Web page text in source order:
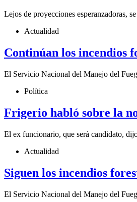
Lejos de proyecciones esperanzadoras,
Actualidad
Continúan los incendios
El Servicio Nacional del Manejo del
Política
Frigerio habló sobre la
El ex funcionario, que será candidato,
Actualidad
Siguen los incendios
El Servicio Nacional del Manejo del